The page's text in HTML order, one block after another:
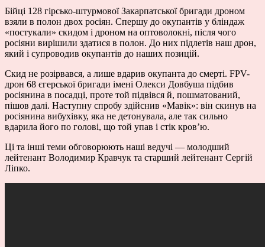
Бійці 128 гірсько-штурмової Закарпатської бригади дроном
взяли в полон двох росіян. Спершу до окупантів у бліндаж
«постукали» скидом і дроном на оптоволокні, після чого
росіяни вирішили здатися в полон. До них підлетів наш дрон,
який і супроводив окупантів до наших позицій.
Скид не розірвався, а лише вдарив окупанта до смерті. FPV-
дрон 68 єгерської бригади імені Олекси Довбуша підбив
росіянина в посадці, проте той підвівся й, пошматований,
пішов далі. Наступну спробу здійснив «Мавік»: він скинув на
росіянина вибухівку, яка не детонувала, але так сильно
вдарила його по голові, що той упав і стік кров’ю.
Ці та інші теми обговорюють наші ведучі — молодший
лейтенант Володимир Кравчук та старший лейтенант Сергій
Ліпко.